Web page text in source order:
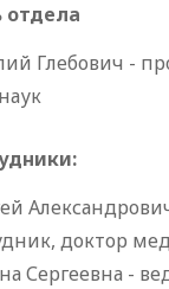
отдела
Глебович -
доктор
Сергеевна -